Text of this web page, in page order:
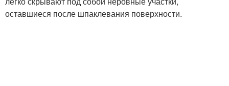
оставшиеся после шпаклевания поверхности.